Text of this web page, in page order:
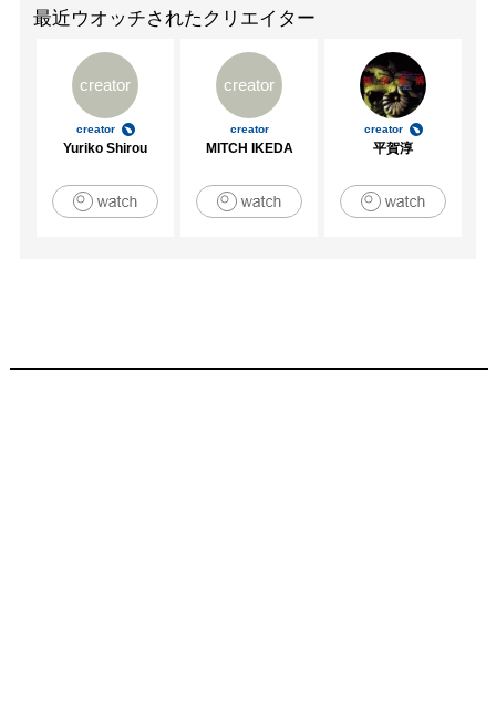
最近ウオッチされたクリエイター
creator
creator
Yuriko Shirou
creator
creator
MITCH IKEDA
creator
平賀淳